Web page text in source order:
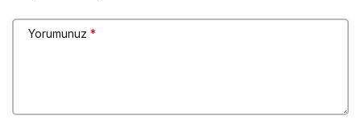
Yorumunuz *